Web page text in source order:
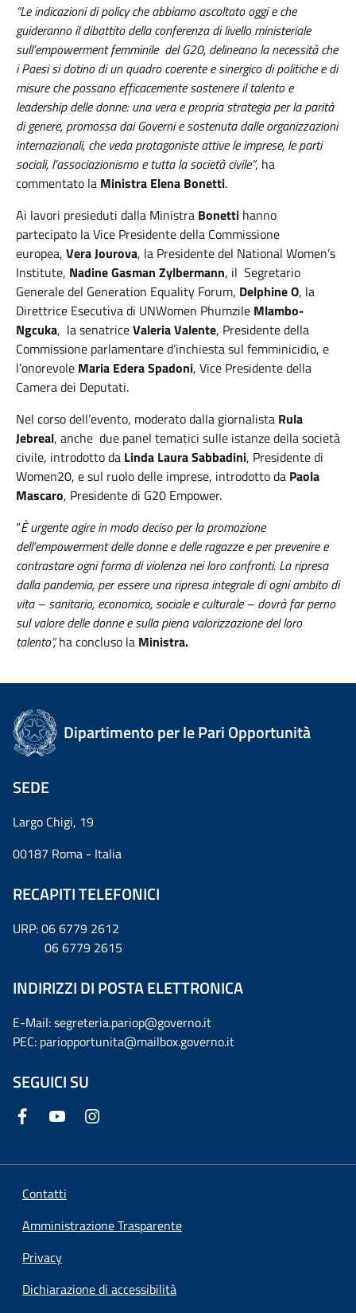
“Le indicazioni di policy che abbiamo ascoltato oggi e che
guideranno il dibattito della conferenza di livello ministeriale
sull’empowerment femminile del G20, delineano la necessità che
i Paesi si dotino di un quadro coerente e sinergico di politiche e di
misure che possano efficacemente sostenere il talento e
leadership delle donne: una vera e propria strategia per la parità
di genere, promossa dai Governi e sostenuta dalle organizzazioni
internazionali, che veda protagoniste attive le imprese, le parti
sociali, l’associazionismo e tutta la società civile”, ha
commentato la Ministra Elena Bonetti.
Ai lavori presieduti dalla Ministra Bonetti hanno
partecipato la Vice Presidente della Commissione
europea, Vera Jourova, la Presidente del National Women’s
Institute, Nadine Gasman Zylbermann, il Segretario
Generale del Generation Equality Forum, Delphine O, la
Direttrice Esecutiva di UNWomen Phumzile Mlambo-
Ngcuka, la senatriceValeria Valente, Presidente della
Commissione parlamentare d’inchiesta sul femminicidio, e
l’onorevole Maria Edera Spadoni, Vice Presidente della
Camera dei Deputati.
Nel corso dell’evento, moderato dalla giornalista Rula
Jebreal, anche due panel tematici sulle istanze della società
civile, introdotto da Linda Laura Sabbadini, Presidente di
Women20, e sul ruolo delle imprese, introdotto da Paola
Mascaro, Presidente di G20 Empower.
“È urgente agire in modo deciso per la promozione
dell’empowerment delle donne e delle ragazze e per prevenire e
contrastare ogni forma di violenza nei loro confronti. La ripresa
dalla pandemia, per essere una ripresa integrale di ogni ambito di
vita – sanitario, economico, sociale e culturale – dovrà far perno
sul valore delle donne e sulla piena valorizzazione del loro
talento”, ha concluso la Ministra.
Dipartimento per le Pari Opportunità
SEDE
Largo Chigi, 19
00187 Roma - Italia
RECAPITI TELEFONICI
URP: 06 6779 2612
06 6779 2615
INDIRIZZI DI POSTA ELETTRONICA
E-Mail: segreteria.pariop@governo.it
PEC: pariopportunita@mailbox.governo.it
SEGUICI SU
Contatti
Amministrazione Trasparente
Privacy
Dichiarazione di accessibilità